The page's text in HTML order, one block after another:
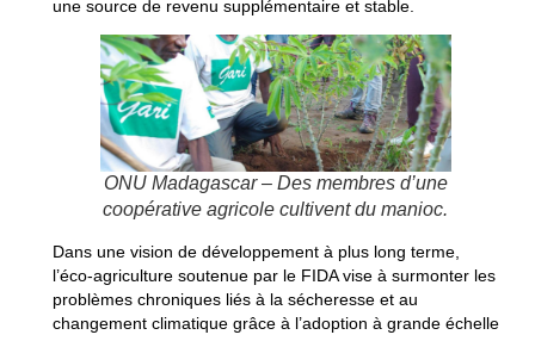
une source de revenu supplémentaire et stable.
ONU Madagascar – Des membres d’une
coopérative agricole cultivent du manioc.
Dans une vision de développement à plus long terme,
l’éco-agriculture soutenue par le FIDA vise à surmonter les
problèmes chroniques liés à la sécheresse et au
changement climatique grâce à l’adoption à grande échelle